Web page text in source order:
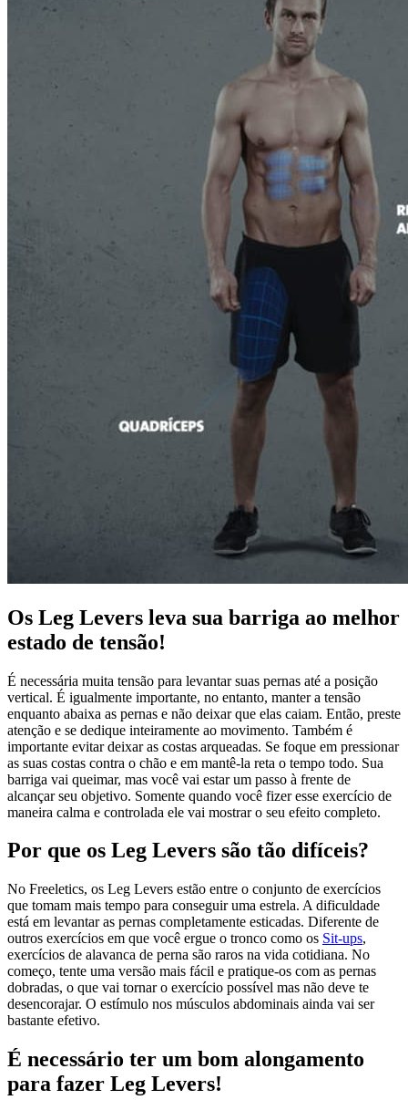
Os Leg Levers leva sua barriga ao melhor
estado de tensão!
É necessária muita tensão para levantar suas pernas até a posição
vertical. É igualmente importante, no entanto, manter a tensão
enquanto abaixa as pernas e não deixar que elas caiam. Então, preste
atenção e se dedique inteiramente ao movimento. Também é
importante evitar deixar as costas arqueadas. Se foque em pressionar
as suas costas contra o chão e em mantê-la reta o tempo todo. Sua
barriga vai queimar, mas você vai estar um passo à frente de
alcançar seu objetivo. Somente quando você fizer esse exercício de
maneira calma e controlada ele vai mostrar o seu efeito completo.
Por que os Leg Levers são tão difíceis?
No Freeletics, os Leg Levers estão entre o conjunto de exercícios
que tomam mais tempo para conseguir uma estrela. A dificuldade
está em levantar as pernas completamente esticadas. Diferente de
outros exercícios em que você ergue o tronco como os Sit-ups,
exercícios de alavanca de perna são raros na vida cotidiana. No
começo, tente uma versão mais fácil e pratique-os com as pernas
dobradas, o que vai tornar o exercício possível mas não deve te
desencorajar. O estímulo nos músculos abdominais ainda vai ser
bastante efetivo.
É necessário ter um bom alongamento
para fazer Leg Levers!